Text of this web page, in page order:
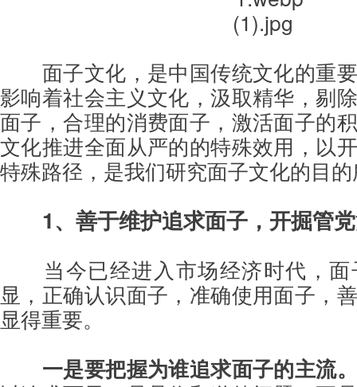
面子文化，是中国传统文化的重
影响着社会主义文化，汲取精华，剔
面子，合理的消费面子，激活面子的
文化推进全面从严的的特殊效用，以
特殊路径，是我们研究面子文化的目
1、善于维护追求面子，开掘管
当今已经进入市场经济时代，
显，正确认识面子，准确使用面子，
显得重要。
一是要把握为谁追求面子的主流